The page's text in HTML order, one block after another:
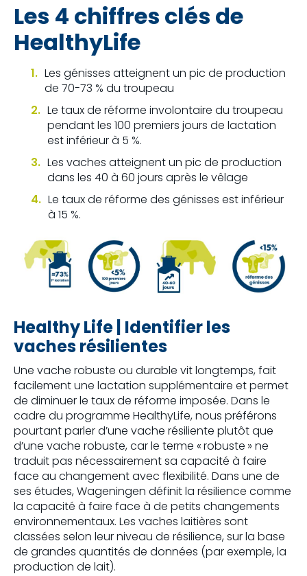
Les 4 chiffres clés de
HealthyLife
Les génisses atteignent un pic de production
de 70-73 % du troupeau
Le taux de réforme involontaire du troupeau
pendant les 100 premiers jours de lactation
est inférieur à 5 %.
Les vaches atteignent un pic de production
dans les 40 à 60 jours après le vêlage
Le taux de réforme des génisses est inférieur
à 15 %.
Healthy Life | Identifier les
vaches résilientes
Une vache robuste ou durable vit longtemps, fait
facilement une lactation supplémentaire et permet
de diminuer le taux de réforme imposée. Dans le
cadre du programme HealthyLife, nous préférons
pourtant parler d’une vache résiliente plutôt que
d’une vache robuste, car le terme « robuste » ne
traduit pas nécessairement sa capacité à faire
face au changement avec flexibilité. Dans une de
ses études, Wageningen définit la résilience comme
la capacité à faire face à de petits changements
environnementaux. Les vaches laitières sont
classées selon leur niveau de résilience, sur la base
de grandes quantités de données (par exemple, la
production de lait).